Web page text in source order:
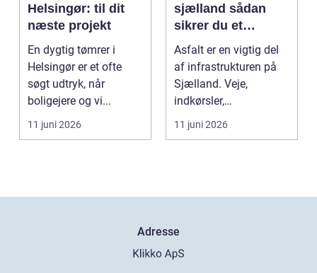
Helsingør: til dit
næste projekt
En dygtig tømrer i
Helsingør er et ofte
søgt udtryk, når
boligejere og vi...
11 juni 2026
sjælland sådan
sikrer du et
holdbart resultat
Asfalt er en vigtig del
af infrastrukturen på
Sjælland. Veje,
indkørsler,
parkeringspladser og
stier...
11 juni 2026
Adresse